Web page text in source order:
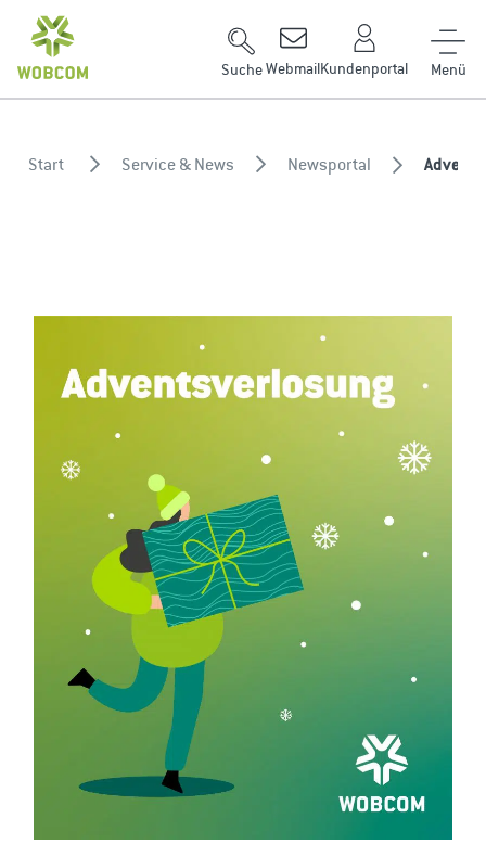
Zum Inhalt springen
SucheWebmailKundenportal
Start Service & News Newsportal